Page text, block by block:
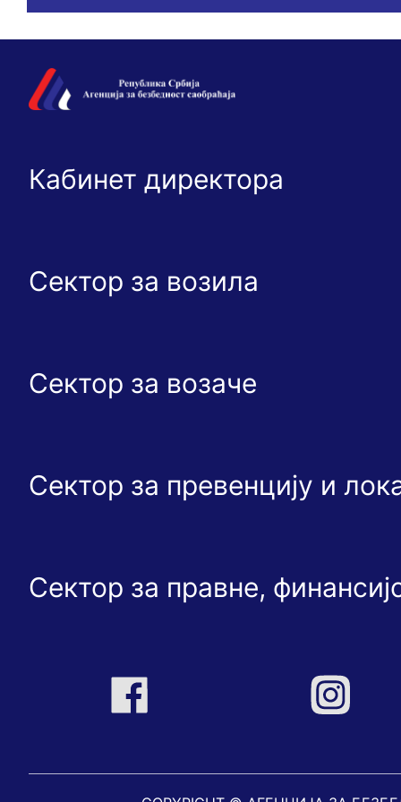
Кабинет директора
Сектор за возила
Сектор за возаче
Сектор за превенцију и
Сектор за правне,